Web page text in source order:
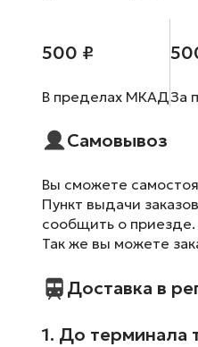
500 ₽
В пределах МКАДЗа
Самовывоз
Вы сможете
Пункт выдачи
сообщить о приезде.
Так же вы можете
Доставка в
1. До терминала